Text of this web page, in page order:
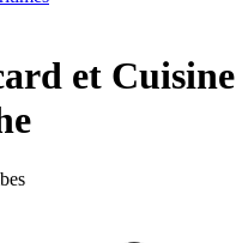
et Cuisine